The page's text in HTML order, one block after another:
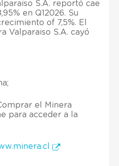
S.A. reportó cae
en Q12026. Su
of 7,5%. El
Valparaiso S.A. cayó
el Minera
para acceder a la